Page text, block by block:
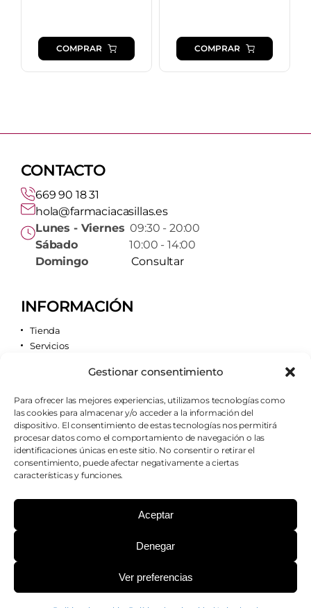
Gestionar consentimiento
Para ofrecer las mejores experiencias, utilizamos tecnologías como
las cookies para almacenar y/o acceder a la información del
dispositivo. El consentimiento de estas tecnologías nos permitirá
procesar datos como el comportamiento de navegación o las
identificaciones únicas en este sitio. No consentir o retirar el
consentimiento, puede afectar negativamente a ciertas
características y funciones.
Aceptar
Denegar
Ver preferencias
COMPRAR COMPRAR
CONTACTO
669 90 18 31
hola@farmaciacasillas.es
Lunes - Viernes 09:30 - 20:00
Sábado10:00 - 14:00
Domingo
Consultar
INFORMACIÓN
Tienda
Servicios
Quiénes somos
AVISOS LEGALES
Aviso legal
Política de cookies
Política de privacidad
Copyright 2026 - Farmacia Casillas - Todos los